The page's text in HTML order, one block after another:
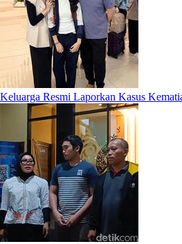
Keluarga Resmi Laporkan Kasus